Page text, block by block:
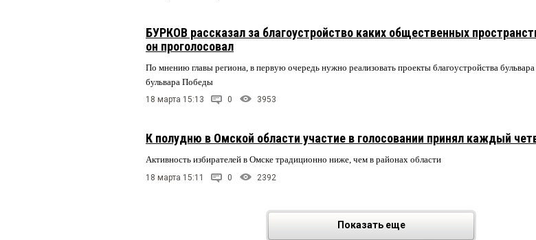
БУРКОВ рассказал за благоустройство каких общественных
он проголосовал
По мнению главы региона, в первую очередь нужно реализовать проекты благоустройства
бульвара Победы
18 марта 15:13 0 3953
К полудню в Омской области участие в голосовании принял каждый
Активность избирателей в Омске традиционно ниже, чем в районах области
18 марта 15:11 0 2392
Показать еще